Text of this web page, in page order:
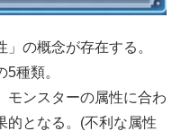
の概念が存在する。
種類。
モンスターの属性に合わ
的となる。(不利な属性